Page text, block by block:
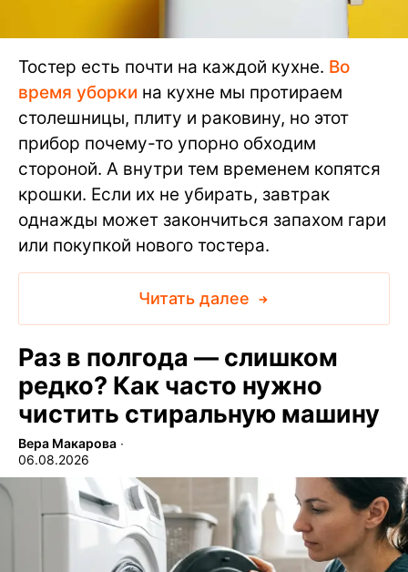
Тостер есть почти на каждой кухне. Во
время уборки на кухне мы протираем
столешницы, плиту и раковину, но этот
прибор почему-то упорно обходим
стороной. А внутри тем временем копятся
крошки. Если их не убирать, завтрак
однажды может закончиться запахом гари
или покупкой нового тостера.
Читать далее
Раз в полгода — слишком
редко? Как часто нужно
чистить стиральную машину
Вера Макарова ∙
06.08.2026